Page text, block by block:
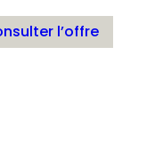
Grilles
Chartes
l’offre